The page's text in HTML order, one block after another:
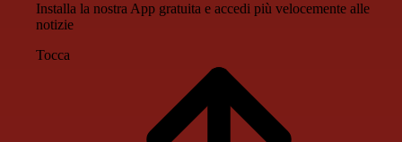
Installa la nostra App gratuita e accedi più velocemente alle
notizie
Tocca